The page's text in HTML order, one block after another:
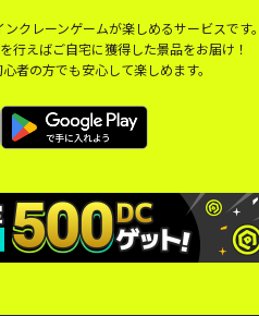
クレーンゲームが楽しめるサービスです
行えばご自宅に獲得した景品をお届け！
者の方でも安心して楽しめます。